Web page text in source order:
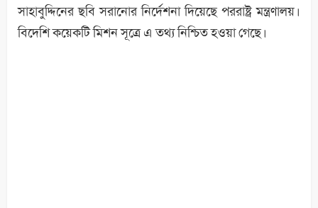
সাহাবুদ্দিনের ছবি সরানোর নির্দেশনা দিয়েছে পররাষ্ট্র মন্ত্রণালয়।
বিদেশি কয়েকটি মিশন সূত্রে এ তথ্য নিশ্চিত হওয়া গেছে।